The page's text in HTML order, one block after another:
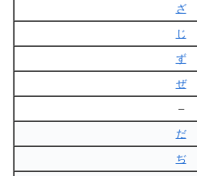
ざ
じ
ず
ぜ
–
だ
ぢ